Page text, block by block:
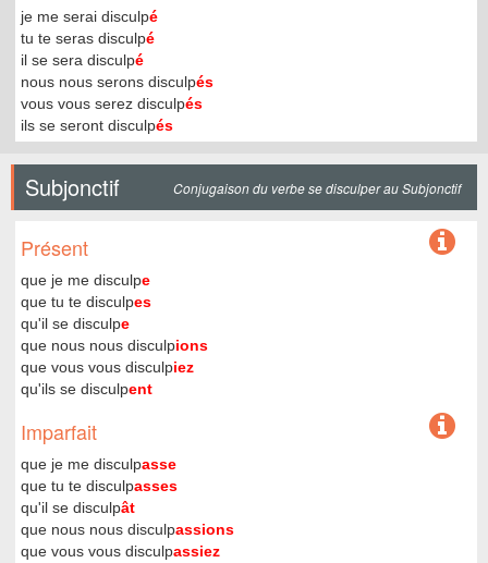
je me serai disculpé
tu te seras disculpé
il se sera disculpé
nous nous serons disculpés
vous vous serez disculpés
ils se seront disculpés
Subjonctif Conjugaison du verbe se disculper au Subjonctif
Présent
que je me disculpe
que tu te disculpes
qu'il se disculpe
que nous nous disculpions
que vous vous disculpiez
qu'ils se disculpent
Imparfait
que je me disculpasse
que tu te disculpasses
qu'il se disculpât
que nous nous disculpassions
que vous vous disculpassiez